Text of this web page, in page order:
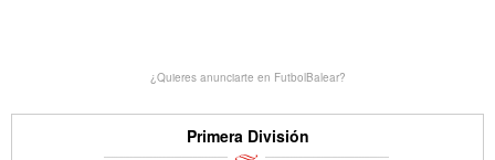
¿Quieres anunciarte en FutbolBalear?
Primera División